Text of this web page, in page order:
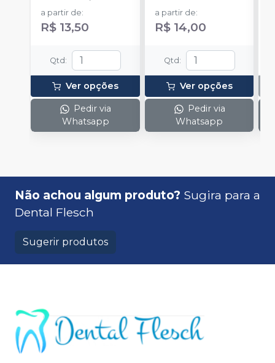
rotação).
a partir de:
R$ 13,50
Qtd :
Ver opções
Pedir via
Whatsapp
a partir de:
R$ 14,00
Qtd :
Ver opções
Pedir via
Whatsapp
Não achou algum produto? Sugira para a
Dental Flesch
Sugerir produtos